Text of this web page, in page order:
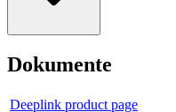
Dokumente
Deeplink product page